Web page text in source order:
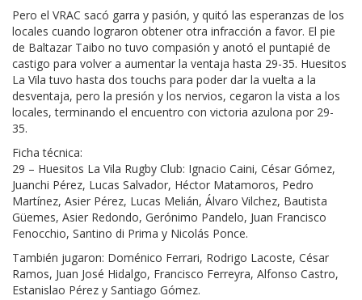
Pero el VRAC sacó garra y pasión, y quitó las esperanzas de los
locales cuando lograron obtener otra infracción a favor. El pie
de Baltazar Taibo no tuvo compasión y anotó el puntapié de
castigo para volver a aumentar la ventaja hasta 29-35. Huesitos
La Vila tuvo hasta dos touchs para poder dar la vuelta a la
desventaja, pero la presión y los nervios, cegaron la vista a los
locales, terminando el encuentro con victoria azulona por 29-
35.
Ficha técnica:
29 – Huesitos La Vila Rugby Club: Ignacio Caini, César Gómez,
Juanchi Pérez, Lucas Salvador, Héctor Matamoros, Pedro
Martínez, Asier Pérez, Lucas Melián, Álvaro Vilchez, Bautista
Güemes, Asier Redondo, Gerónimo Pandelo, Juan Francisco
Fenocchio, Santino di Prima y Nicolás Ponce.
También jugaron: Doménico Ferrari, Rodrigo Lacoste, César
Ramos, Juan José Hidalgo, Francisco Ferreyra, Alfonso Castro,
Estanislao Pérez y Santiago Gómez.